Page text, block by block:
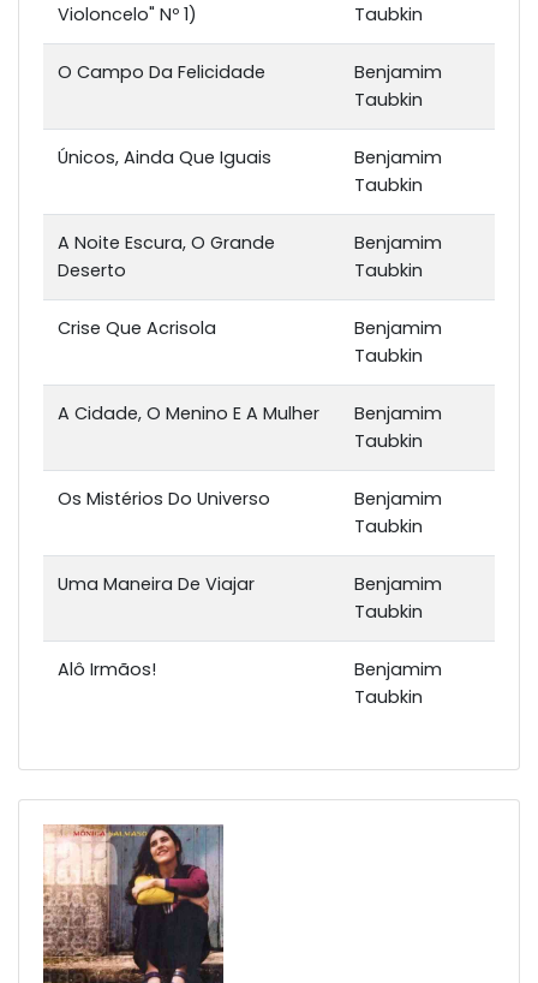
Violoncelo" Nº 1)
Taubkin
O Campo Da Felicidade
Benjamim
Taubkin
Únicos, Ainda Que Iguais
Benjamim
Taubkin
A Noite Escura, O Grande
Deserto
Benjamim
Taubkin
Crise Que Acrisola
Benjamim
Taubkin
A Cidade, O Menino E A Mulher
Benjamim
Taubkin
Os Mistérios Do Universo
Benjamim
Taubkin
Uma Maneira De Viajar
Benjamim
Taubkin
Alô Irmãos!
Benjamim
Taubkin